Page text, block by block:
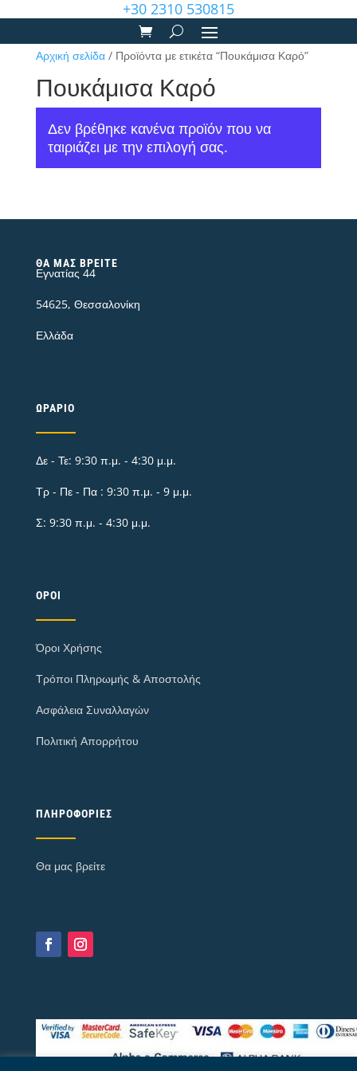
+30 2310 530815
Αρχική σελίδα/ Προϊόντα με ετικέτα “Πουκάμισα Καρό”
Πουκάμισα Καρό
Δεν βρέθηκε κανένα προϊόν που να
ταιριάζει με την επιλογή σας.
ΘΑ ΜΑΣ ΒΡΕΊΤΕ
Εγνατίας 44
54625, Θεσσαλονίκη
Ελλάδα
ΩΡΆΡΙΟ
Δε - Τε: 9:30 π.μ. - 4:30 μ.μ.
Τρ - Πε - Πα : 9:30 π.μ. - 9 μ.μ.
Σ: 9:30 π.μ. - 4:30 μ.μ.
ΌΡΟΙ
Όροι Χρήσης
Τρόποι Πληρωμής & Αποστολής
Ασφάλεια Συναλλαγών
Πολιτική Απορρήτου
ΠΛΗΡΟΦΟΡΊΕΣ
Θα μας βρείτε